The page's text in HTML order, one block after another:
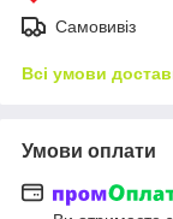
Самовивіз
Всі умови
Умови оплати